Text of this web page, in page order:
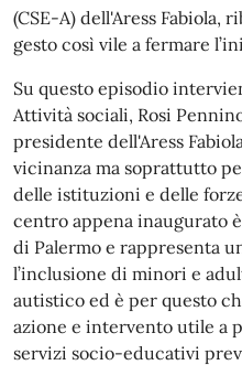
(CSE-A) dell'Aress Fabiola,
gesto così vile a fermare
Su questo episodio
Attività sociali, Rosi
presidente dell'Aress
vicinanza ma soprattutto
delle istituzioni e delle
centro appena inaugurato
di Palermo e rappresenta
l’inclusione di minori e
autistico ed è per questo
azione e intervento utile a
servizi socio-educativi